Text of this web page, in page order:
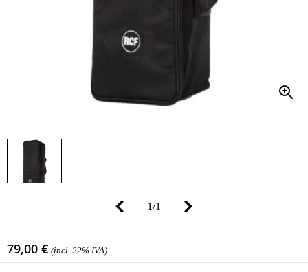
1/1
79,00 € (incl. 22% IVA)